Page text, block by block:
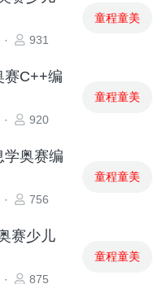
· 931
童程童美
赛C++编
· 920
童程童美
学奥赛编
· 756
童程童美
赛少儿
· 875
童程童美